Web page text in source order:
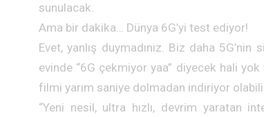
sunulacak.
Ama bir dakika… Dünya 6G’yi test ediyor!
Evet, yanlış duymadınız. Biz daha 5G’nin
evinde “6G çekmiyor yaa” diyecek hali
filmi yarım saniye dolmadan indiriyor
“Yeni nesil, ultra hızlı, devrim yaratan